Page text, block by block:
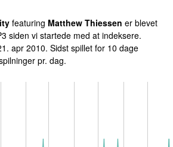
featuring Matthew Thiessen er blevet
siden vi startede med at indeksere.
apr 2010. Sidst spillet for 10 dage
pr. dag.